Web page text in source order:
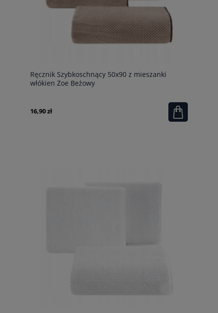
Ręcznik Szybkoschnący 50x90 z mieszanki
włókien Zoe Beżowy
16,90 zł